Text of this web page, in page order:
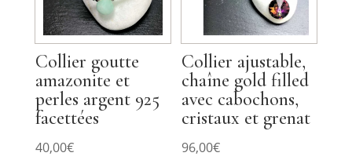
Collier goutte
amazonite et
perles argent 925
facettées
40,00€
Collier ajustable,
chaîne gold filled
avec cabochons,
cristaux et grenat
96,00€